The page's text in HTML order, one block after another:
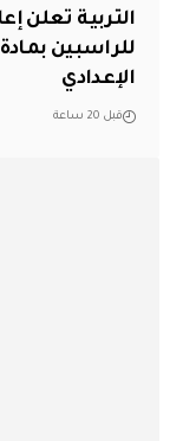
التربية تعلن
للراسبين
الإعدادي
قبل 20 ساعة